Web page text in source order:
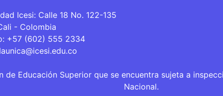
Icesi: Calle 18 No. 122-135
- Colombia
+57 (602) 555 2334
de Educación Superior que se encuentra sujeta a
Nacional.